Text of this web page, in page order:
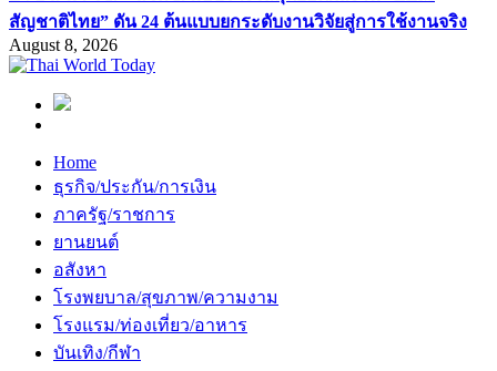
สัญชาติไทย” ดัน 24 ต้นแบบยกระดับงานวิจัยสู่การใช้งานจริง
August 8, 2026
Home
ธุรกิจ/ประกัน/การเงิน
ภาครัฐ/ราชการ
ยานยนต์
อสังหา
โรงพยบาล/สุขภาพ/ความงาม
โรงแรม/ท่องเที่ยว/อาหาร
บันเทิง/กีฬา